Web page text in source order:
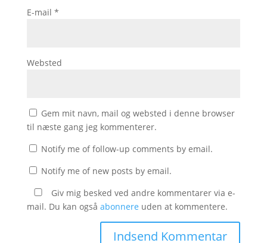
E-mail *
Websted
Gem mit navn, mail og websted i denne browser
til næste gang jeg kommenterer.
Notify me of follow-up comments by email.
Notify me of new posts by email.
Giv mig besked ved andre kommentarer via e-
mail. Du kan også abonnere uden at kommentere.